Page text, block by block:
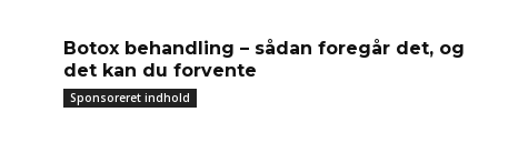
Botox behandling – sådan foregår det, og
det kan du forvente
Sponsoreret indhold